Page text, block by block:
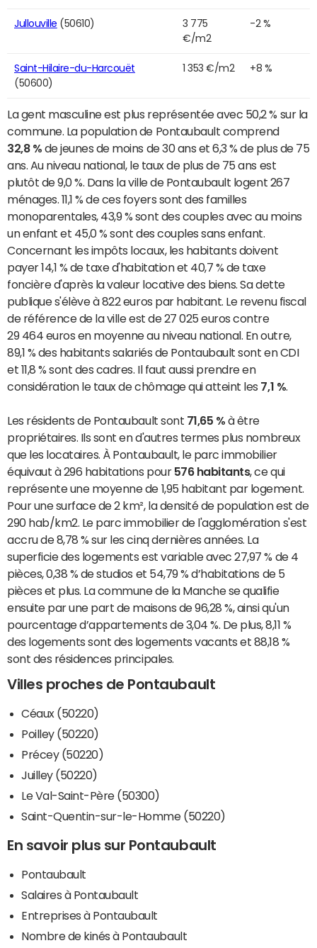
Jullouville (50610)
3 775
€/m2
-2 %
Saint-Hilaire-du-Harcouët
(50600)
1 353 €/m2 +8 %
La gent masculine est plus représentée avec 50,2 % sur la
commune. La population de Pontaubault comprend
32,8 % de jeunes de moins de 30 ans et 6,3 % de plus de 75
ans. Au niveau national, le taux de plus de 75 ans est
plutôt de 9,0 %. Dans la ville de Pontaubault logent 267
ménages. 11,1 % de ces foyers sont des familles
monoparentales, 43,9 % sont des couples avec au moins
un enfant et 45,0 % sont des couples sans enfant.
Concernant les impôts locaux, les habitants doivent
payer 14,1 % de taxe d'habitation et 40,7 % de taxe
foncière d'après la valeur locative des biens. Sa dette
publique s'élève à 822 euros par habitant. Le revenu fiscal
de référence de la ville est de 27 025 euros contre
29 464 euros en moyenne au niveau national. En outre,
89,1 % des habitants salariés de Pontaubault sont en CDI
et 11,8 % sont des cadres. Il faut aussi prendre en
considération le taux de chômage qui atteint les 7,1 %
Les résidents de Pontaubault sont 71,65 % à être
propriétaires. Ils sont en d'autres termes plus nombreux
que les locataires. À Pontaubault, le parc immobilier
équivaut à 296 habitations pour 576 habitants, ce qui
représente une moyenne de 1,95 habitant par logement.
Pour une surface de 2 km², la densité de population est de
290 hab/km2. Le parc immobilier de l'agglomération s'est
accru de 8,78 % sur les cinq dernières années. La
superficie des logements est variable avec 27,97 % de 4
pièces, 0,38 % de studios et 54,79 % d’habitations de 5
pièces et plus. La commune de la Manche se qualifie
ensuite par une part de maisons de 96,28 %, ainsi qu'un
pourcentage d’appartements de 3,04 %. De plus, 8,11 %
des logements sont des logements vacants et 88,18 %
sont des résidences principales.
Villes proches de Pontaubault
Céaux (50220)
Poilley (50220)
Précey (50220)
Juilley (50220)
Le Val-Saint-Père (50300)
Saint-Quentin-sur-le-Homme (50220)
En savoir plus sur Pontaubault
Pontaubault
Salaires à Pontaubault
Entreprises à Pontaubault
Nombre de kinés à Pontaubault